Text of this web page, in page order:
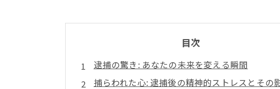
目次
逮捕の驚き: あなたの未来を変える瞬間
捕らわれた心: 逮捕後の精神的ストレスとその